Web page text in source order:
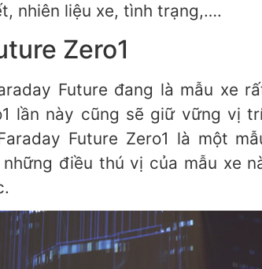
nhiên liệu xe, tình trạng,….
Zero1
Future đang là mẫu xe
lần này cũng sẽ giữ vững vị
Future Zero1 là một
điều thú vị của mẫu xe